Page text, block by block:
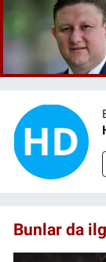
Bunlar da